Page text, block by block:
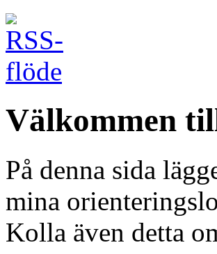
Välkommen
På denna sida
mina
Kolla även detta